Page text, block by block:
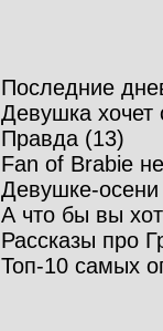
Последние
Девушка хочет
Правда (13)
Fan of Brabie
Девушке-
А что бы вы
Рассказы про
Топ-10 самых